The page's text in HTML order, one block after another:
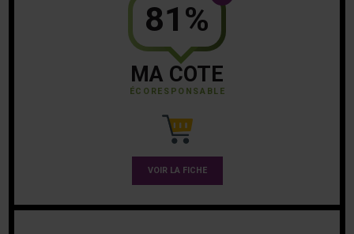
81%
MA COTE
ÉCORESPONSABLE
VOIR LA FICHE